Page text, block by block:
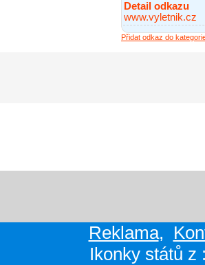
Detail odkazu
www.vyletnik.cz
Přidat odkaz do
Reklama,
Ikonky států z